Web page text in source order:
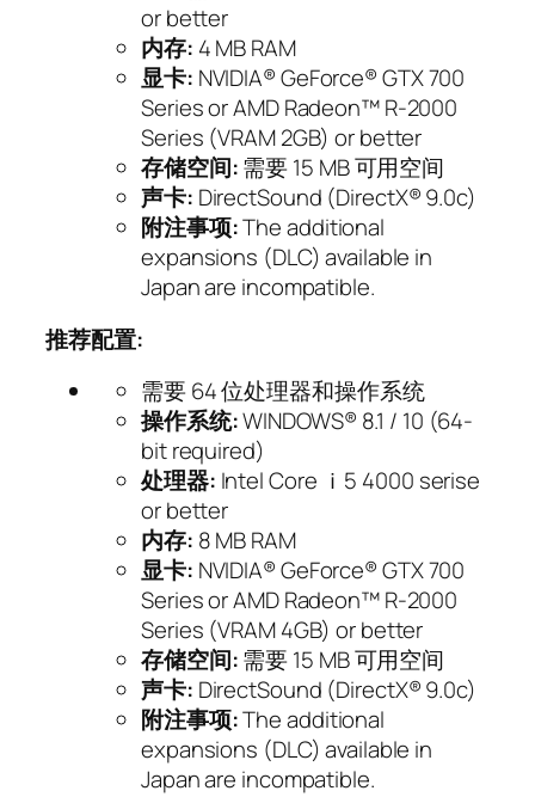
or better
内存: 4 MB RAM
显卡: NVIDIA® GeForce® GTX 700
Series or AMD Radeon™ R-2000
Series (VRAM 2GB) or better
存储空间:需要 15 MB 可用空间
声卡: DirectSound (DirectX® 9.0c)
附注事项:The additional
expansions (DLC) available in
Japan are incompatible.
推荐配置:
需要 64 位处理器和操作系统
操作系统:WINDOWS® 8.1 / 10 (64-
bit required)
处理器: Intel Core ｉ5 4000 serise
or better
内存: 8 MB RAM
显卡: NVIDIA® GeForce® GTX 700
Series or AMD Radeon™ R-2000
Series (VRAM 4GB) or better
存储空间:需要 15 MB 可用空间
声卡: DirectSound (DirectX® 9.0c)
附注事项:The additional
expansions (DLC) available in
Japan are incompatible.